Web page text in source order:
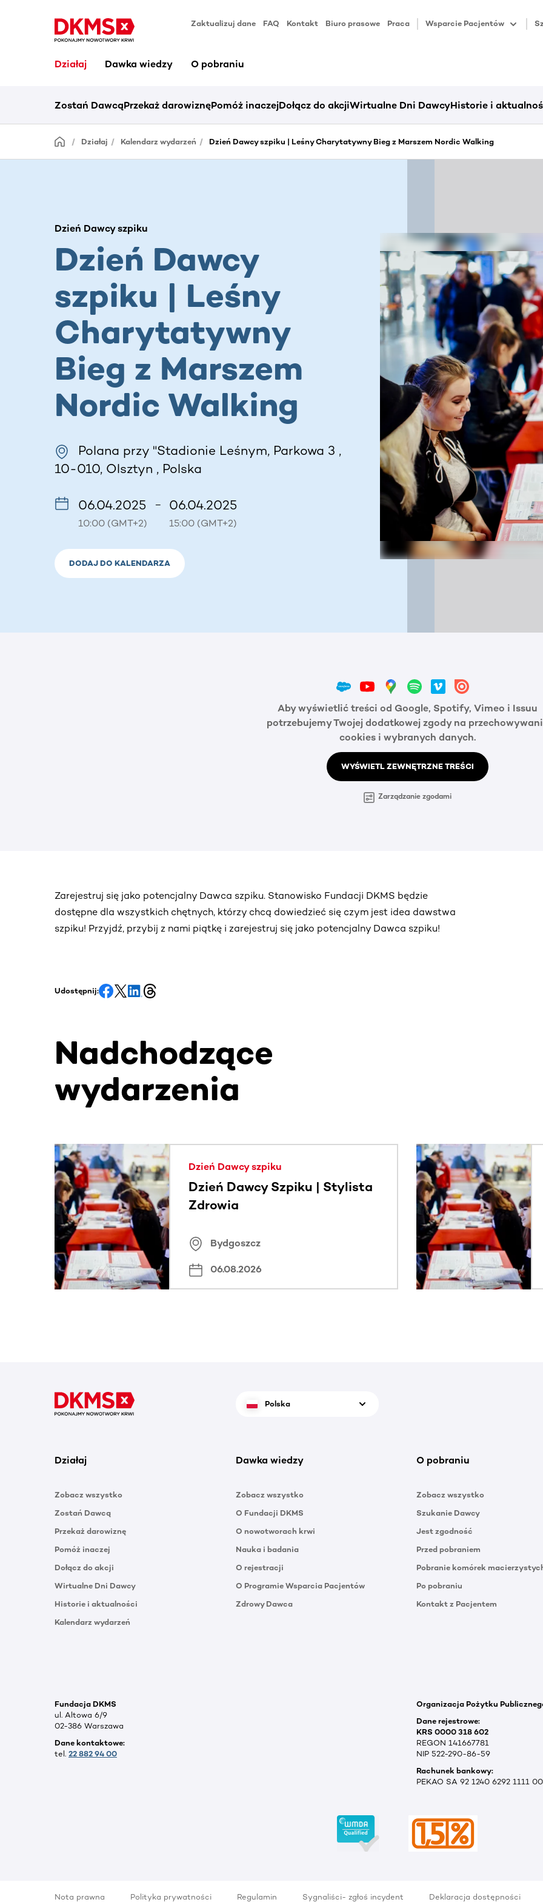
Zaktualizuj dane FAQ Kontakt Biuro prasowe Praca Wsparcie Pacjentów
Działaj Dawka wiedzy O pobraniu
Zostań DawcąPrzekaż darowiznęPomóż inaczejDołącz do akcjiWirtualne Dni DawcyHistorie i
Działaj Kalendarz wydarzeń Dzień Dawcy szpiku | Leśny Charytatywny Bieg z Marszem Nordic Walking
Dzień Dawcy szpiku
Dzień Dawcy
szpiku | Leśny
Charytatywny
Bieg z Marszem
Nordic Walking
Polana przy "Stadionie Leśnym, Parkowa 3 ,
10-010, Olsztyn , Polska
06.04.2025
10:00 (GMT+2)
– 06.04.2025
15:00 (GMT+2)
DODAJ DO KALENDARZA
Aby wyświetlić treści od Google, Spotify, Vimeo i Issuu
potrzebujemy Twojej dodatkowej zgody na
cookies i wybranych danych.
WYŚWIETL ZEWNĘTRZNE TREŚCI
Zarządzanie zgodami
Zarejestruj się jako potencjalny Dawca szpiku. Stanowisko Fundacji DKMS będzie
dostępne dla wszystkich chętnych, którzy chcą dowiedzieć się czym jest idea dawstwa
szpiku! Przyjdź, przybij z nami piątkę i zarejestruj się jako potencjalny Dawca szpiku!
Udostępnij:
Nadchodzące
wydarzenia
Ta sekcja zawiera treści przewijane w poziomie. Użyj klawisza Tab lub przesuń palcem, aby zobaczyć
Dzień Dawcy szpiku
Dzień Dawcy Szpiku | Stylista
Zdrowia
Bydgoszcz
06.08.2026
Polska
Działaj
Zobacz wszystko
Zostań Dawcą
Przekaż darowiznę
Pomóż inaczej
Dołącz do akcji
Wirtualne Dni Dawcy
Historie i aktualności
Kalendarz wydarzeń
Dawka wiedzy
Zobacz wszystko
O Fundacji DKMS
O nowotworach krwi
Nauka i badania
O rejestracji
O Programie Wsparcia Pacjentów
Zdrowy Dawca
O pobraniu
Zobacz wszystko
Szukanie Dawcy
Jest zgodność
Przed pobraniem
Pobranie komórek
Po pobraniu
Kontakt z Pacjentem
Fundacja DKMS
ul. Altowa 6/9
02-386 Warszawa
Dane kontaktowe:
tel. 22 882 94 00
Organizacja Pożytku
Dane rejestrowe:
KRS 0000 318 602
REGON 141667781
NIP 522-290-86-59
Rachunek bankowy:
PEKAO SA 92 1240 6292 1111
Nota prawna Polityka prywatności Regulamin Sygnaliści- zgłoś incydent Deklaracja dostępności